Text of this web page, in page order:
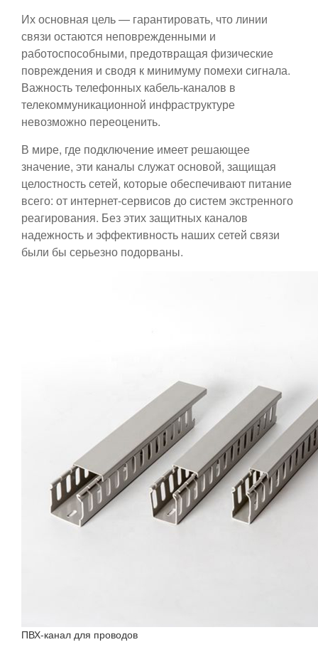
Их основная цель — гарантировать, что линии
связи остаются неповрежденными и
работоспособными, предотвращая физические
повреждения и сводя к минимуму помехи сигнала.
Важность телефонных кабель-каналов в
телекоммуникационной инфраструктуре
невозможно переоценить.
В мире, где подключение имеет решающее
значение, эти каналы служат основой, защищая
целостность сетей, которые обеспечивают питание
всего: от интернет-сервисов до систем экстренного
реагирования. Без этих защитных каналов
надежность и эффективность наших сетей связи
были бы серьезно подорваны.
ПВХ-канал для проводов